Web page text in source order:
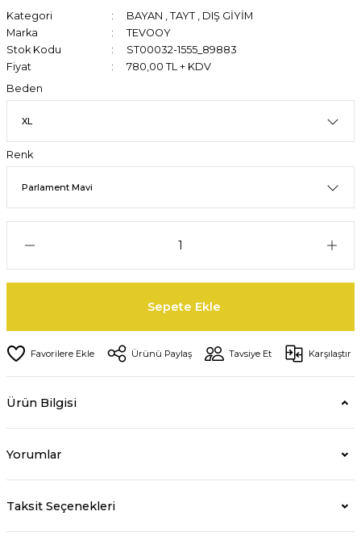
Kategori BAYAN , TAYT , DIŞ GİYİM
Marka
TEVOOY
Stok Kodu
ST00032-1555_89883
Fiyat
780,00 TL + KDV
Beden
Renk
Sepete Ekle
Ürünü Paylaş Tavsiye Et Karşılaştır
Ürün Bilgisi
Yorumlar
Taksit Seçenekleri